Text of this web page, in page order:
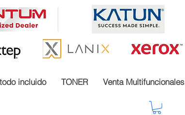
incluido TONER Venta Multifuncionales